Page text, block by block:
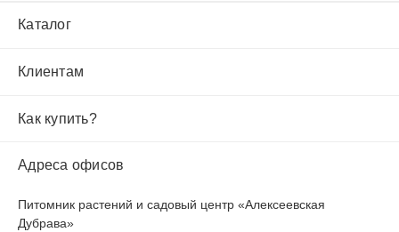
Каталог
Клиентам
Как купить?
Адреса офисов
Питомник растений и садовый центр «Алексеевская
Дубрава»